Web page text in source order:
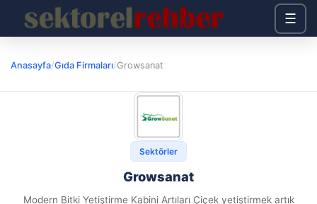
☰
Anasayfa/Gıda Firmaları/Growsanat
Sektörler
Growsanat
Modern Bitki Yetiştirme Kabini Artıları Çiçek yetiştirmek artık